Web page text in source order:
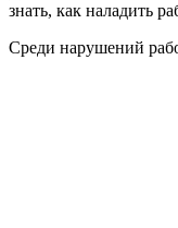
знать, как наладить
Среди нарушений